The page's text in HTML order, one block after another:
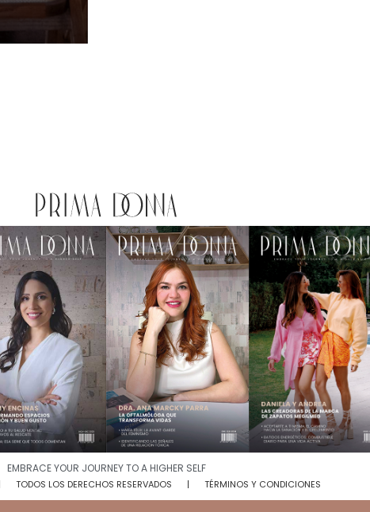
EMBRACE YOUR JOURNEY TO A HIGHER SELF​
TODOS LOS DERECHOS RESERVADOS TÉRMINOS Y CONDICIONES